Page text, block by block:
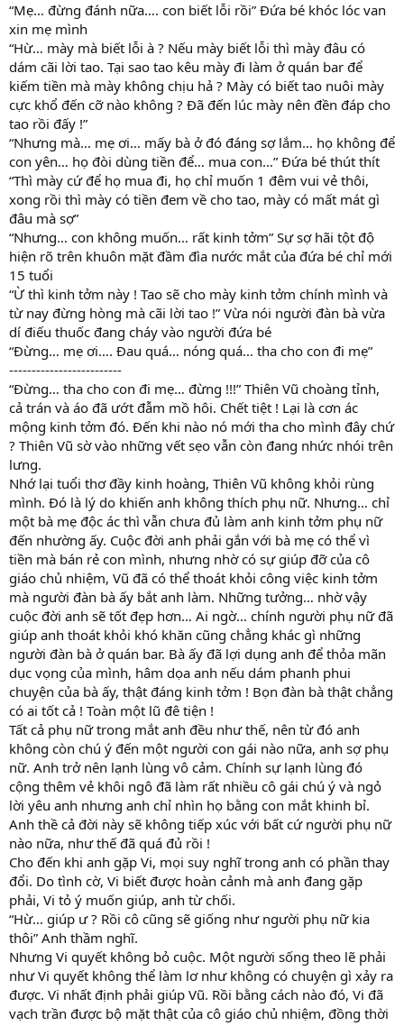
“Mẹ… đừng đánh nữa…. con biết lỗi rồi” Đứa bé khóc lóc van
xin mẹ mình
“Hừ… mày mà biết lỗi à ? Nếu mày biết lỗi thì mày đâu có
dám cãi lời tao. Tại sao tao kêu mày đi làm ở quán bar để
kiếm tiền mà mày không chịu hả ? Mày có biết tao nuôi mày
cực khổ đến cỡ nào không ? Đã đến lúc mày nên đền đáp cho
tao rồi đấy !”
“Nhưng mà… mẹ ơi… mấy bà ở đó đáng sợ lắm… họ không để
con yên… họ đòi dùng tiền để… mua con…” Đứa bé thút thít
“Thì mày cứ để họ mua đi, họ chỉ muốn 1 đêm vui vẻ thôi,
xong rồi thì mày có tiền đem về cho tao, mày có mất mát gì
đâu mà sợ”
“Nhưng… con không muốn… rất kinh tởm” Sự sợ hãi tột độ
hiện rõ trên khuôn mặt đầm đìa nước mắt của đứa bé chỉ mới
15 tuổi
“Ừ thì kinh tởm này ! Tao sẽ cho mày kinh tởm chính mình và
từ nay đừng hòng mà cãi lời tao !” Vừa nói người đàn bà vừa
dí điếu thuốc đang cháy vào người đứa bé
“Đừng… mẹ ơi…. Đau quá… nóng quá… tha cho con đi mẹ”
-------------------------
“Đừng… tha cho con đi mẹ… đừng !!!” Thiên Vũ choàng tỉnh,
cả trán và áo đã ướt đẫm mồ hôi. Chết tiệt ! Lại là cơn ác
mộng kinh tởm đó. Đến khi nào nó mới tha cho mình đây chứ
? Thiên Vũ sờ vào những vết sẹo vẫn còn đang nhức nhói trên
lưng.
Nhớ lại tuổi thơ đầy kinh hoàng, Thiên Vũ không khỏi rùng
mình. Đó là lý do khiến anh không thích phụ nữ. Nhưng… chỉ
một bà mẹ độc ác thì vẫn chưa đủ làm anh kinh tởm phụ nữ
đến nhường ấy. Cuộc đời anh phải gắn với bà mẹ có thể vì
tiền mà bán rẻ con mình, nhưng nhờ có sự giúp đỡ của cô
giáo chủ nhiệm, Vũ đã có thể thoát khỏi công việc kinh tởm
mà người đàn bà ấy bắt anh làm. Những tưởng… nhờ vậy
cuộc đời anh sẽ tốt đẹp hơn… Ai ngờ… chính người phụ nữ đã
giúp anh thoát khỏi khó khăn cũng chẳng khác gì những
người đàn bà ở quán bar. Bà ấy đã lợi dụng anh để thỏa mãn
dục vọng của mình, hâm dọa anh nếu dám phanh phui
chuyện của bà ấy, thật đáng kinh tởm ! Bọn đàn bà thật chẳng
có ai tốt cả ! Toàn một lũ đê tiện !
Tất cả phụ nữ trong mắt anh đều như thế, nên từ đó anh
không còn chú ý đến một người con gái nào nữa, anh sợ phụ
nữ. Anh trở nên lạnh lùng vô cảm. Chính sự lạnh lùng đó
cộng thêm vẻ khôi ngô đã làm rất nhiều cô gái chú ý và ngỏ
lời yêu anh nhưng anh chỉ nhìn họ bằng con mắt khinh bỉ.
Anh thề cả đời này sẽ không tiếp xúc với bất cứ người phụ nữ
nào nữa, như thế đã quá đủ rồi !
Cho đến khi anh gặp Vi, mọi suy nghĩ trong anh có phần thay
đổi. Do tình cờ, Vi biết được hoàn cảnh mà anh đang gặp
phải, Vi tỏ ý muốn giúp, anh từ chối.
“Hừ… giúp ư ? Rồi cô cũng sẽ giống như người phụ nữ kia
thôi” Anh thầm nghĩ.
Nhưng Vi quyết không bỏ cuộc. Một người sống theo lẽ phải
như Vi quyết không thể làm lơ như không có chuyện gì xảy ra
được. Vi nhất định phải giúp Vũ. Rồi bằng cách nào đó, Vi đã
vạch trần được bộ mặt thật của cô giáo chủ nhiệm, đồng thời